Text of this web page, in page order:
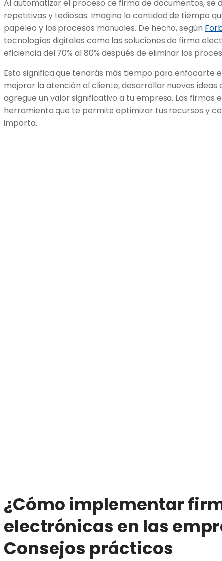
Al automatizar el proceso de firma de documentos, se
repetitivas y tediosas. Imagina la cantidad de tiempo
papeleo y los procesos manuales. De hecho, según
tecnologías digitales como las soluciones de firma
eficiencia del 70% al 80% después de eliminar los
Esto significa que tendrás más tiempo para enfocarte
mejorar la atención al cliente, desarrollar nuevas
agregue un valor significativo a tu empresa. Las firmas
herramienta que te permite optimizar tus recursos y
importa.
¿Cómo implementar
electrónicas en las
Consejos prácticos